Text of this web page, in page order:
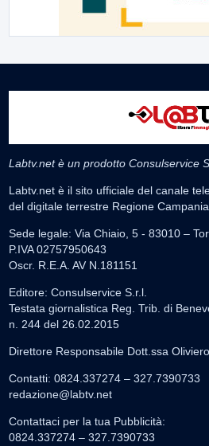
Labtv.net è un prodotto Consulservice
Labtv.net è il sito ufficiale del canale
del digitale terrestre Regione Campania
Sede legale: Via Chiaio, 5 - 83010 –
P.IVA 02757950643
Oscr. R.E.A. AV N.181151
Editore: Consulservice S.r.l.
Testata giornalistica Reg. Trib. di
n. 244 del 26.02.2015
Direttore Responsabile Dott.ssa
Contatti: 0824.337274 – 327.7390733
redazione@labtv.net
Contattaci per la tua Pubblicità:
0824.337274 – 327.7390733